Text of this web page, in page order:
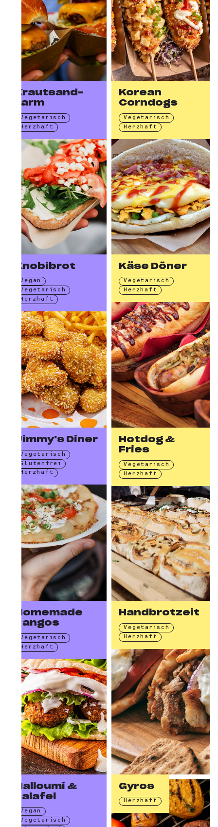
Krauts­and­
farm
Vegetarisch
Herzhaft
Korean
Corndogs
Vegetarisch
Herzhaft
Knobibrot
Vegan
Vegetarisch
Herzhaft
Käse Döner
Vegetarisch
Herzhaft
Jimmy's Diner
Vegetarisch
Glutenfrei
Herzhaft
Hotdog &
Fries
Vegetarisch
Herzhaft
Homemade
Langos
Vegetarisch
Herzhaft
Handbrotzeit
Vegetarisch
Herzhaft
Halloumi &
Falafel
Vegan
Vegetarisch
Gyros
Herzhaft